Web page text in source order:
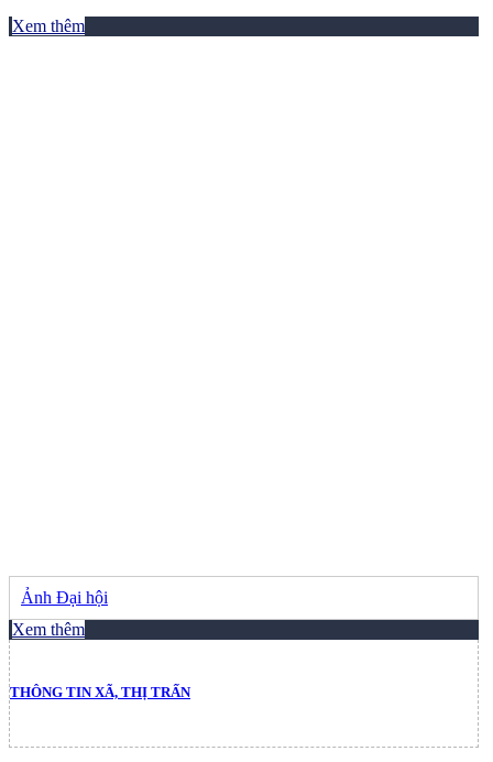
Xem thêm
Ảnh Đại hội
Xem thêm
THÔNG TIN XÃ, THỊ TRẤN